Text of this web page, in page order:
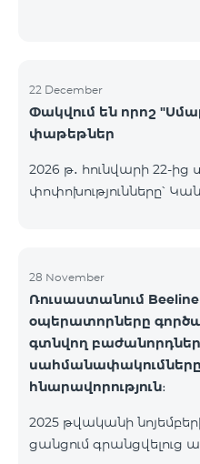
22 December
Փակվում են որոշ
փաթեթներ
2026 թ․ հունվարի 22-
փոփոխությունները՝
սակագնային փաթեթին,
կստանան
րոպե դեպի ՀՀ բոլոր
Beeline և Tele2 ցանցեր,
ռոումինգում, 60 TV
սակագնային փաթեթի
սակագնային փաթեթը
28 November
Ռուսաստանում Beeline
օպերատորները
գտնվող
սահմանափակումները
հնարավորություն։
2025 թվականի
ցանցում գրանցվելուց